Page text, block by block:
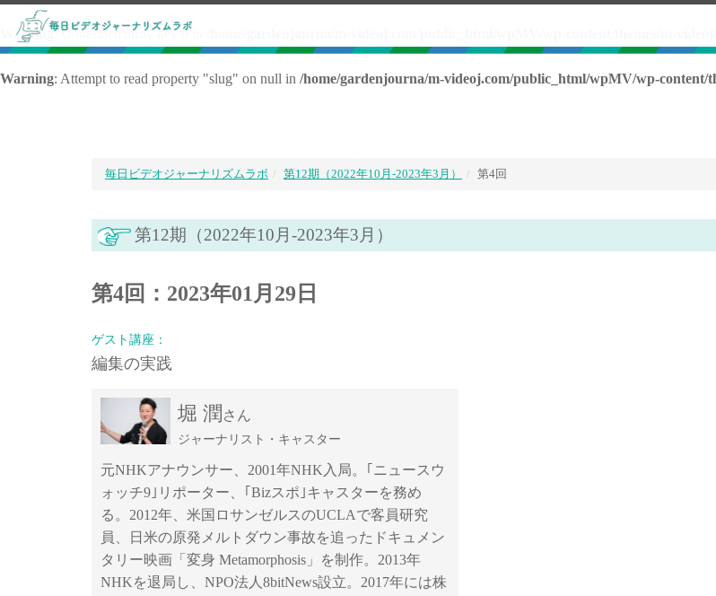
Warning: Undefined array key 0 in
Warning: Attempt to read property "slug" on null in /home/gardenjourna/m-videoj.com/public_html/wpMV/wp-content/
毎日ビデオジャーナリズムラボ 第12期（2022年10月-2023年3月） 第4回
第12期（2022年10月-2023年3月）
第4回：2023年01月29日
ゲスト講座：
編集の実践
堀 潤 さん
ジャーナリスト・キャスター
元NHKアナウンサー、2001年NHK入局。｢ニュースウ
ォッチ9｣リポーター、｢Bizスポ｣キャスターを務め
る。2012年、米国ロサンゼルスのUCLAで客員研究
員、日米の原発メルトダウン事故を追ったドキュメン
タリー映画「変身 Metamorphosis」を制作。2013年
NHKを退局し、NPO法人8bitNews設立。2017年には株